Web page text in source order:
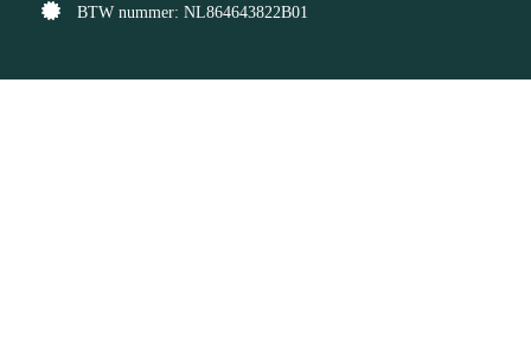
BTW nummer: NL864643822B01